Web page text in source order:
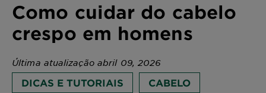
Como cuidar do cabelo
crespo em homens
Última atualização abril 09, 2026
DICAS E TUTORIAIS CABELO